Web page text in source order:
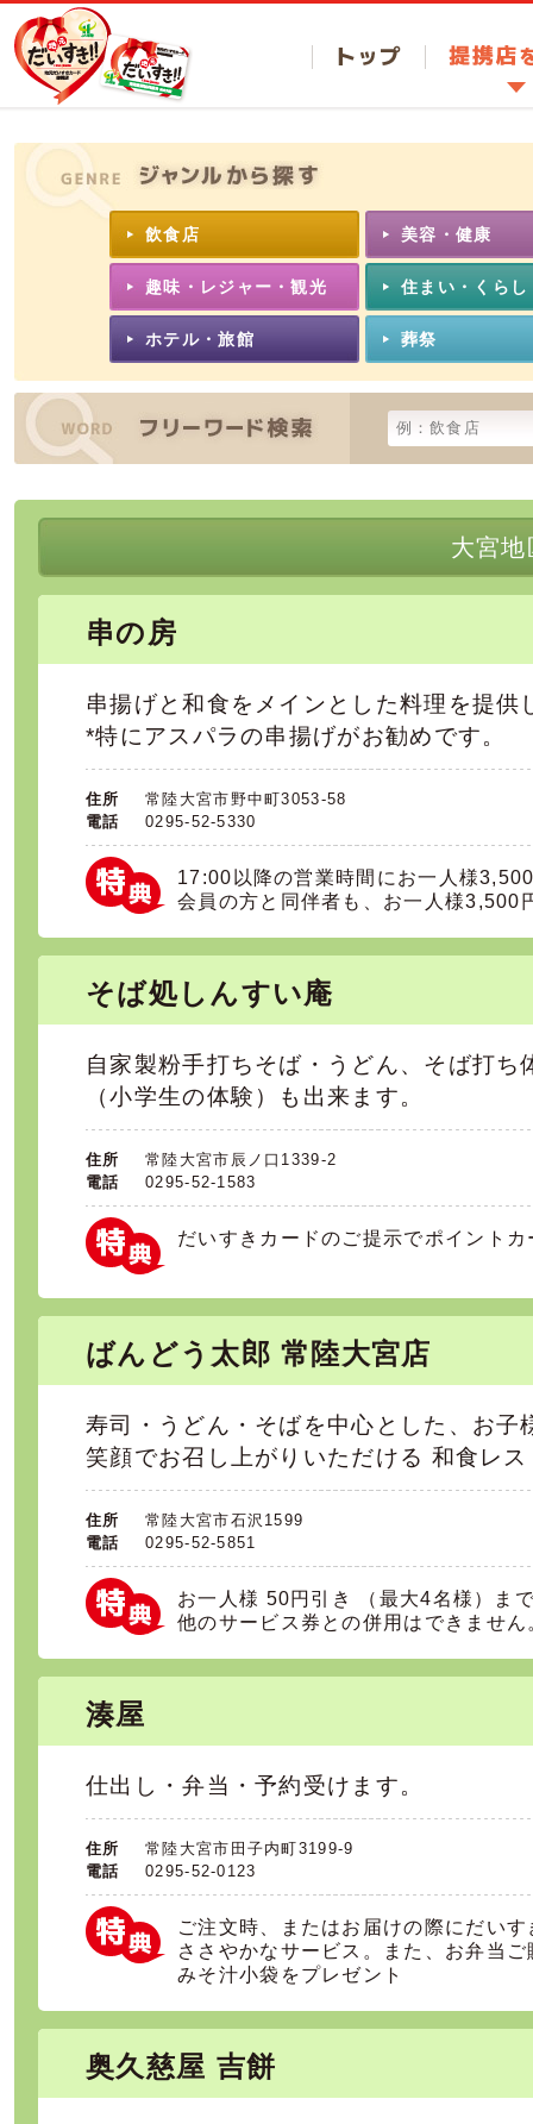
飲食店 美容・健康
趣味・レジャー・観光 住まい・くらし
ホテル・旅館 葬祭
大宮地
串の房
串揚げと和食をメインとした料理を提供
*特にアスパラの串揚げがお勧めです。
住所
常陸大宮市野中町3053-58
電話
0295-52-5330
17:00以降の営業時間にお一人様
会員の方と同伴者も、お一人様3,500
そば処しんすい庵
自家製粉手打ちそば・うどん、そば打ち
（小学生の体験）も出来ます。
住所
常陸大宮市辰ノ口1339-2
電話
0295-52-1583
だいすきカードのご提示でポイント
ばんどう太郎 常陸大宮店
寿司・うどん・そばを中心とした、お子
笑顔でお召し上がりいただける 和食レ
住所
常陸大宮市石沢1599
電話
0295-52-5851
お一人様 50円引き （最大4名様）ま
他のサービス券との併用はできません
湊屋
仕出し・弁当・予約受けます。
住所
常陸大宮市田子内町3199-9
電話
0295-52-0123
ご注文時、またはお届けの際にだい
ささやかなサービス。また、お弁当
みそ汁小袋をプレゼント
奥久慈屋 吉餅